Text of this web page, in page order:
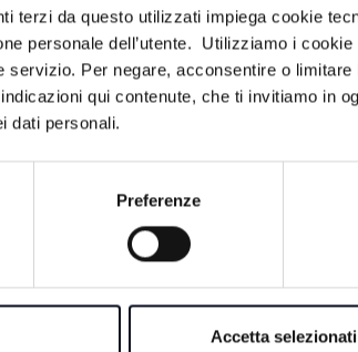
terzi da questo utilizzati impiega cookie
personale dell’utente. Utilizziamo i
servizio. Per negare, acconsentire o
qui contenute, che ti invitiamo in
dati personali.
Preferenze
Accetta selezionati